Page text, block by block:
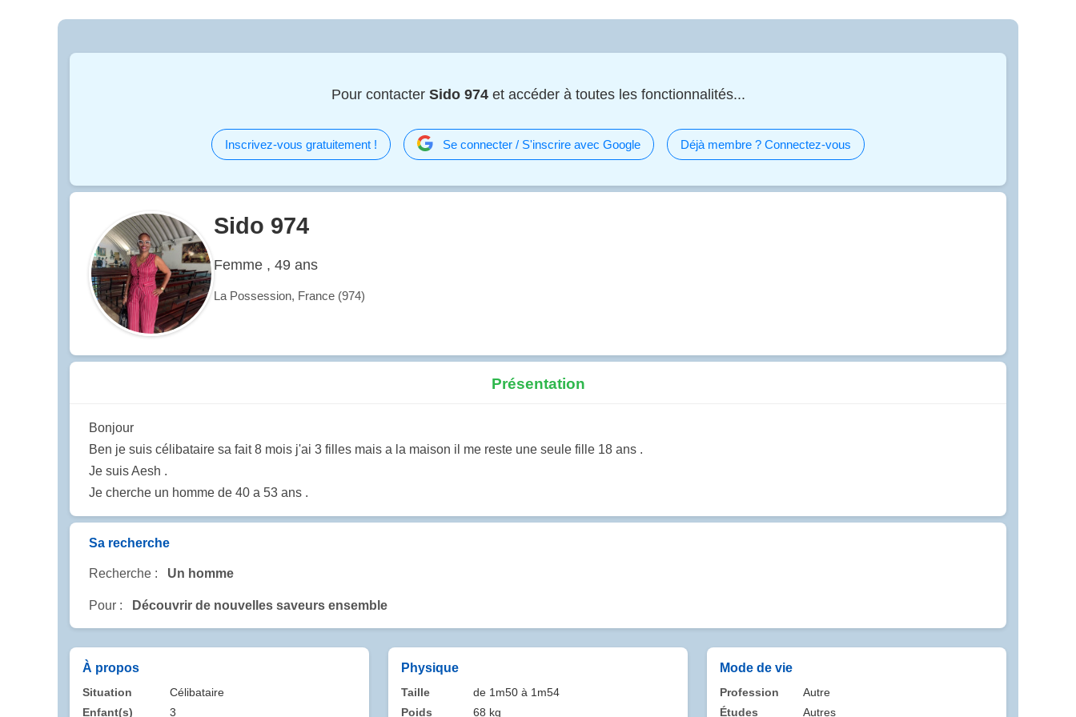
Pour contacter Sido 974et accéder à toutes les fonctionnalités...
Inscrivez-vous gratuitement ! Se connecter / S'inscrire avec Google Déjà membre ? Connectez-vous
Sido 974
Femme , 49 ans
La Possession, France (974)
Présentation
Bonjour
Ben je suis célibataire sa fait 8 mois j'ai 3 filles mais a la maison il me reste une seule fille 18 ans .
Je suis Aesh .
Je cherche un homme de 40 a 53 ans .
Sa recherche
Recherche : Un homme
Pour : Découvrir de nouvelles saveurs ensemble
À propos
Situation
Célibataire
Enfant(s)
3
Physique
Taille
de 1m50 à 1m54
Poids
68 kg
Mode de vie
Profession
Autre
Études
Autres